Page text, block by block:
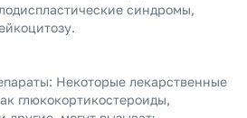
синдромы,
Некоторые лекарственные
глюкокортикостероиды,